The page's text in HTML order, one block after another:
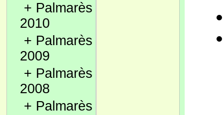
+ Palmarès
2010
+ Palmarès
2009
+ Palmarès
2008
+ Palmarès